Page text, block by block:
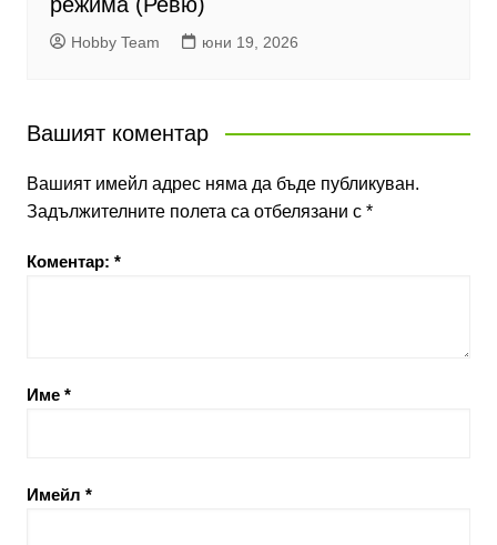
Hobby Team юни 19, 2026
Вашият коментар
Вашият имейл адрес няма да бъде публикуван.
Задължителните полета са отбелязани с *
Коментар: *
Име *
Имейл *